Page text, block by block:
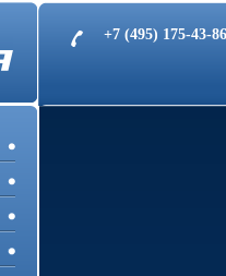
+7 (495) 175-43-